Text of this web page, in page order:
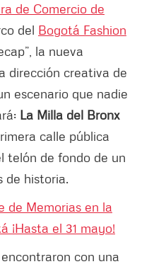
de Comercio de
del Bogotá Fashion
la nueva
dirección creativa de
escenario que nadie
La Milla del Bronx
calle pública
telón de fondo de un
de historia.
de Memorias en la
¡Hasta el 31 mayo!
con una